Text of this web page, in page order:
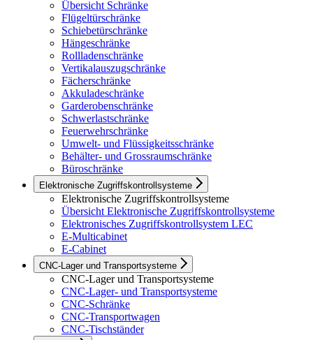
Übersicht Schränke
Flügeltürschränke
Schiebetürschränke
Hängeschränke
Rollladenschränke
Vertikalauszugschränke
Fächerschränke
Akkuladeschränke
Garderobenschränke
Schwerlastschränke
Feuerwehrschränke
Umwelt- und Flüssigkeitsschränke
Behälter- und Grossraumschränke
Büroschränke
Elektronische Zugriffskontrollsysteme
Elektronische Zugriffskontrollsysteme
Übersicht Elektronische Zugriffskontrollsysteme
Elektronisches Zugriffskontrollsystem LEC
E-Multicabinet
E-Cabinet
CNC-Lager und Transportsysteme
CNC-Lager und Transportsysteme
CNC-Lager- und Transportsysteme
CNC-Schränke
CNC-Transportwagen
CNC-Tischständer